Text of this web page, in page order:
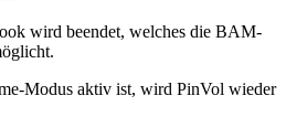
wird beendet, welches die BAM-
Modus aktiv ist, wird PinVol wieder